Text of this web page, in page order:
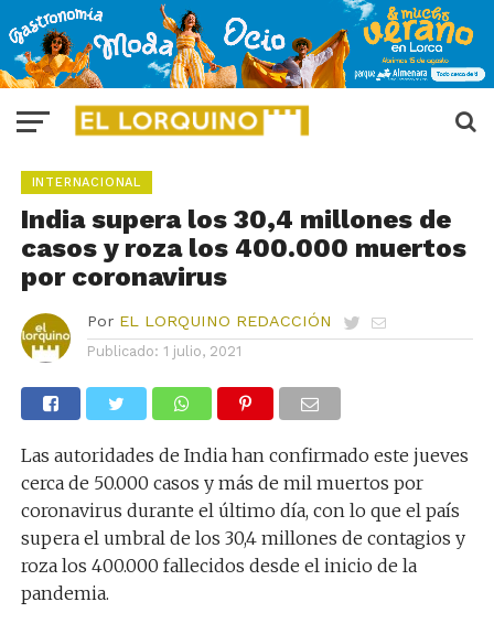
INTERNACIONAL
India supera los 30,4 millones de
casos y roza los 400.000 muertos
por coronavirus
Por EL LORQUINO REDACCIÓN
Publicado: 1 julio, 2021
Las autoridades de India han confirmado este jueves
cerca de 50.000 casos y más de mil muertos por
coronavirus durante el último día, con lo que el país
supera el umbral de los 30,4 millones de contagios y
roza los 400.000 fallecidos desde el inicio de la
pandemia.